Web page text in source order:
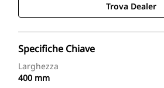
Trova Dealer
Specifiche Chiave
Larghezza
400 mm